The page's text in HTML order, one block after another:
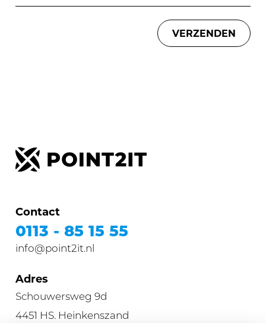
Contact
0113 - 85 15 55
info@point2it.nl
Adres
Schouwersweg 9d
4451 HS. Heinkenszand